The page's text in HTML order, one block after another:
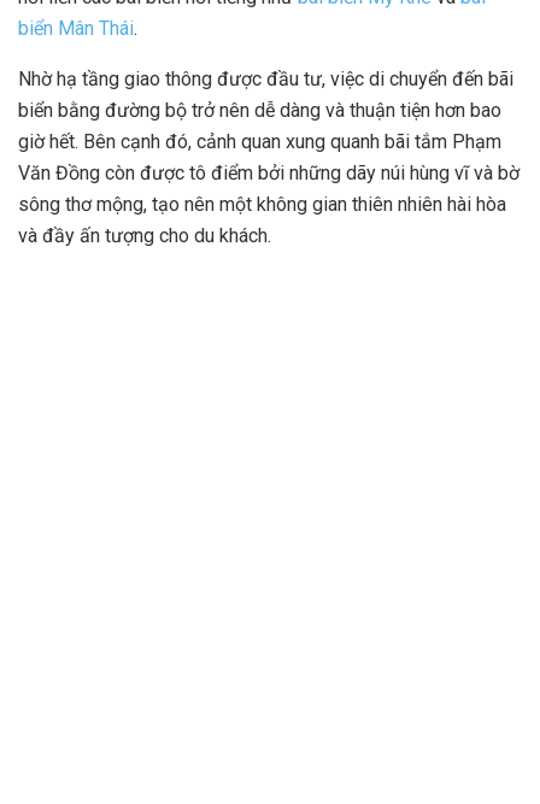
biển Mân Thái.
Nhờ hạ tầng giao thông được đầu tư, việc di chuyển đến bãi
biển bằng đường bộ trở nên dễ dàng và thuận tiện hơn bao
giờ hết. Bên cạnh đó, cảnh quan xung quanh bãi tắm Phạm
Văn Đồng còn được tô điểm bởi những dãy núi hùng vĩ và bờ
sông thơ mộng, tạo nên một không gian thiên nhiên hài hòa
và đầy ấn tượng cho du khách.